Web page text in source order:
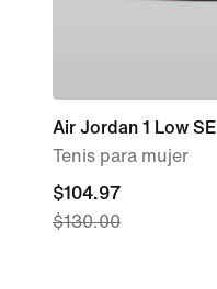
Air Jordan 1 Low SE
Tenis para mujer
current
price
$104.97
$130.00